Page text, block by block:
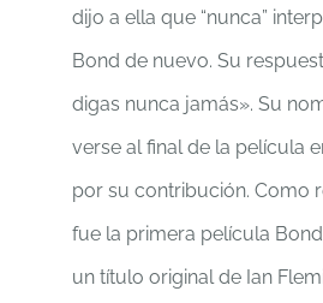
dijo a ella que “nunca”
Bond de nuevo. Su
digas nunca jamás». Su
verse al final de la película
por su contribución. Como
fue la primera película
un título original de Ian